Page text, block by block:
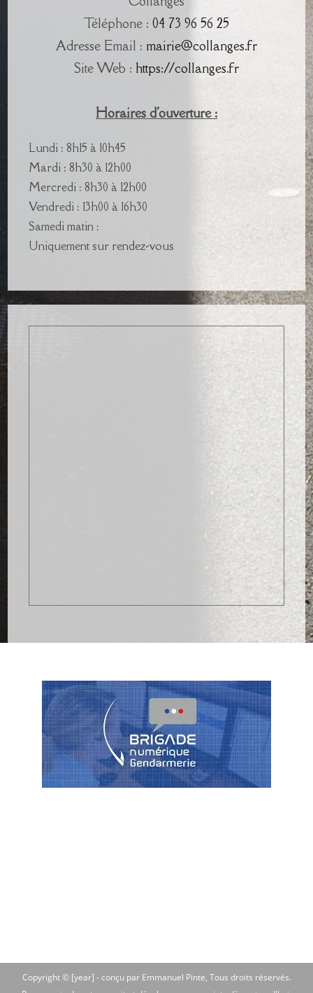
Téléphone : 04 73 96 56 25
Adresse Email : mairie@collanges.fr
Site Web : https://collanges.fr
Horaires d'ouverture :
Lundi : 8h15 à 10h45
Mardi : 8h30 à 12h00
Mercredi : 8h30 à 12h00
Vendredi : 13h00 à 16h30
Samedi matin :
Uniquement sur rendez-vous
Copyright © [year] -conçu par Emmanuel Pinte, Tous droits réservés.